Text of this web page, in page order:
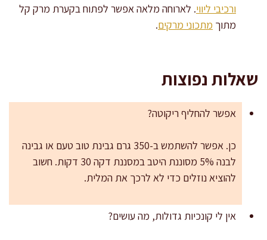
ורכיבי ליווי. לארוחה מלאה אפשר לפתוח בקערת מרק קל
מתוך מתכוני מרקים.
שאלות נפוצות
אפשר להחליף ריקוטה?
כן. אפשר להשתמש ב-350 גרם גבינת טוב טעם או גבינה
לבנה 5% מסוננת היטב במסננת דקה 30 דקות. חשוב
להוציא נוזלים כדי לא לרכך את המלית.
אין לי קונכיות גדולות, מה עושים?